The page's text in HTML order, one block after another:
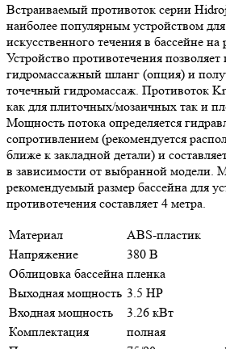
Встраиваемый противоток серии
наиболее популярным устройством
искусственного течения в бассейне на
Устройство противотечения
гидромассажный шланг (опция) и
точечный гидромассаж. Противоток
как для плиточных/мозаичных так и
Мощность потока определяется
сопротивлением (рекомендуется
ближе к закладной детали) и
в зависимости от выбранной модели.
рекомендуемый размер бассейна для
противотечения составляет 4 метра.
Материал
ABS-пластик
Напряжение
380 В
Облицовка бассейна пленка
Выходная мощность 3.5 HP
Входная мощность
3.26 кВт
Комплектация
полная